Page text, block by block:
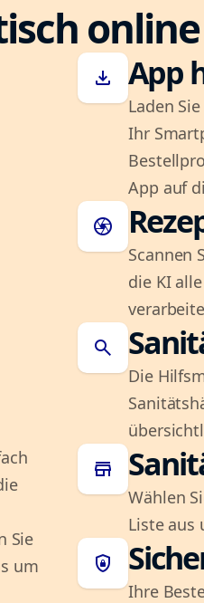
Sie
um
download App
Laden
Ihr
App auf
camera
Scannen
die KI
search
Die
store
Wählen
Liste aus
shield_lock
Ihre